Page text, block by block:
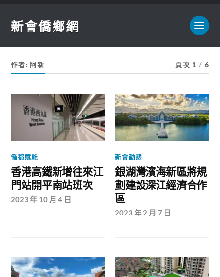
新會僑鄉網
作者: 阿新 頁次 1 / 6
僑都賦能
香港高鐵新增往來江
門站開平南站班次
2023 年 10 月 4 日
新會動態
銀湖灣濱海新區將規
劃建設深江經濟合作
區
2023 年 2 月 7 日